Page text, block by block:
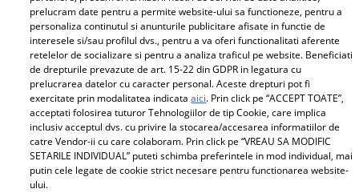
Poftiți pe la noi: Poftiți la
întrecere. Mirela Vaida și
Adriana Trandafir, în centrul
atenției după provocarea lui Nea
Mărin
prelucram date pentru a permite website-ului sa functioneze, pentru a
personaliza continutul si anunturile publicitare afisate in functie de
interesele si/sau profilul dvs., pentru a va oferi functionalitati aferente
retelelor de socializare si pentru a analiza traficul pe website. Beneficiati
de drepturile prevazute de art. 15-22 din GDPR in legatura cu
prelucrarea datelor cu caracter personal. Aceste drepturi pot fi
exercitate prin modalitatea indicataaici. Prin click pe “ACCEPT TOATE”,
acceptati folosirea tuturor Tehnologiilor de tip Cookie, care implica
inclusiv acceptul dvs. cu privire la stocarea/accesarea informatiilor de
catre Vendor-ii cu care colaboram. Prin click pe “VREAU SA MODIFIC
SETARILE INDIVIDUAL” puteti schimba preferintele in mod individual, mai
putin cele legate de cookie strict necesare pentru functionarea website-
ului.